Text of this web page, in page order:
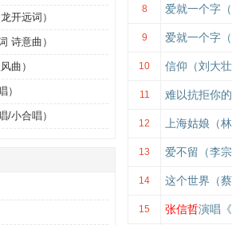
开远词）
诗意曲）
曲）
）
/小合唱）
8 爱就一个字（
9 爱就一个字（
10 信仰（刘大
11 难以抗拒你
12 上海姑娘（
13 爱不留（李
14 这个世界（
15 张信哲演唱